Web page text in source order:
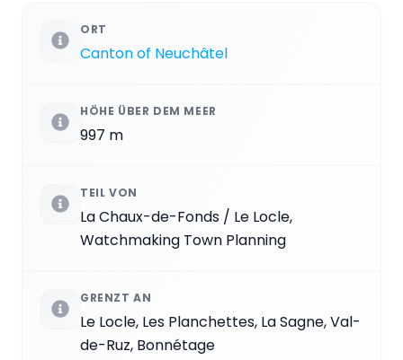
ORT
Canton of Neuchâtel
HÖHE ÜBER DEM MEER
997 m
TEIL VON
La Chaux-de-Fonds / Le Locle,
Watchmaking Town Planning
GRENZT AN
Le Locle, Les Planchettes, La Sagne, Val-
de-Ruz, Bonnétage